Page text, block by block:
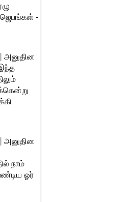
ஜெபங்கள் -
அனுதின
அனுதின
நாம்
ஓர்